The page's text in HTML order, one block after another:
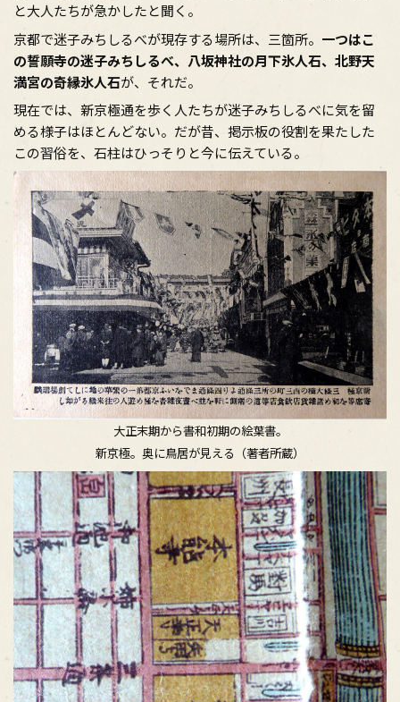
と大人たちが急かしたと聞く。
京都で迷子みちしるべが現存する場所は、三箇所。 一つはこ
の誓願寺の迷子みちしるべ、八坂神社の月下氷人石、北野天
満宮の奇縁氷人石が、それだ。
現在では、新京極通を歩く人たちが迷子みちしるべに気を留
める様子はほとんどない。だが昔、掲示板の役割を果たした
この習俗を、石柱はひっそりと今に伝えている。
大正末期から書和初期の絵葉書。
新京極。奥に鳥居が見える（著者所蔵）